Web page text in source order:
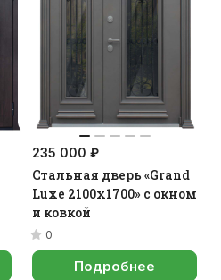
235 000 ₽
Стальная дверь «Grand
Luxe 2100х1700» с окном
и ковкой
0
Подробнее